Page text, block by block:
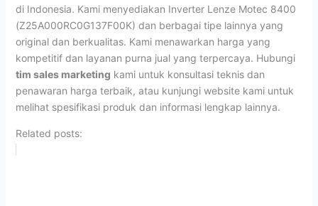
di Indonesia. Kami menyediakan Inverter Lenze Motec 8400
(Z25A000RC0G137F00K) dan berbagai tipe lainnya yang
original dan berkualitas. Kami menawarkan harga yang
kompetitif dan layanan purna jual yang terpercaya. Hubungi
tim sales marketing kami untuk konsultasi teknis dan
penawaran harga terbaik, atau kunjungi website kami untuk
melihat spesifikasi produk dan informasi lengkap lainnya.
Related posts: